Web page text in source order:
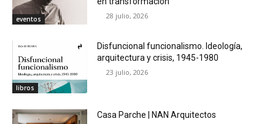
eventos 28 julio, 2026
libros
Disfuncional funcionalismo. Ideología,
arquitectura y crisis, 1945-1980
23 julio, 2026
Casa Parche | NAN Arquitectos